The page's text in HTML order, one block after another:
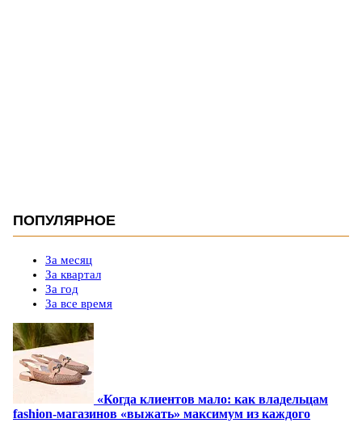
ПОПУЛЯРНОЕ
За месяц
За квартал
За год
За все время
«Когда клиентов мало: как владельцам
fashion-магазинов «выжать» максимум из каждого